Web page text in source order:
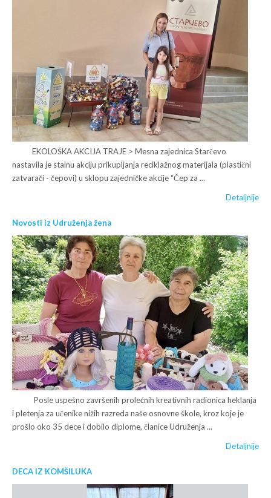
EKOLOŠKA AKCIJA TRAJE > Mesna zajednica Starčevo
nastavila je stalnu akciju prikupljanja reciklažnog materijala (plastični
zatvarači - čepovi) u sklopu zajedničke akcije “Čep za ...
Detaljnije
Novosti iz Udruženja žena
Posle uspešno završenih prolećnih kreativnih radionica heklanja
i pletenja za učenike nižih razreda naše osnovne škole, kroz koje je
prošlo oko 35 dece i dobilo diplome, članice Udruženja ...
Detaljnije
DECA IZ KOMŠILUKA